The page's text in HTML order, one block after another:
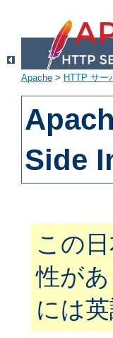
Apache > HTTP サー
Side
この
性が
には